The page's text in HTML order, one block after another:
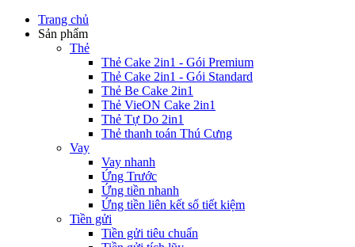
Trang chủ
Sản phẩm
Thẻ
Thẻ Cake 2in1 - Gói Premium
Thẻ Cake 2in1 - Gói Standard
Thẻ Be Cake 2in1
Thẻ VieON Cake 2in1
Thẻ Tự Do 2in1
Thẻ thanh toán Thú Cưng
Vay
Vay nhanh
Ứng Trước
Ứng tiền nhanh
Ứng tiền liên kết sổ tiết kiệm
Tiền gửi
Tiền gửi tiêu chuẩn